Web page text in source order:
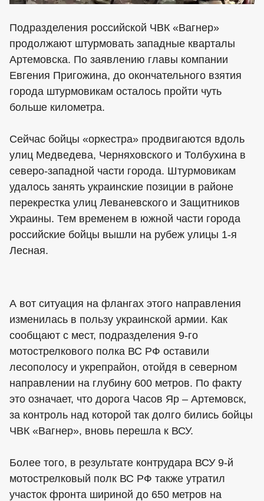
Подразделения российской ЧВК «Вагнер»
продолжают штурмовать западные кварталы
Артемовска. По заявлению главы компании
Евгения Пригожина, до окончательного взятия
города штурмовикам осталось пройти чуть
больше километра.
Сейчас бойцы «оркестра» продвигаются вдоль
улиц Медведева, Черняховского и Толбухина в
северо-западной части города. Штурмовикам
удалось занять украинские позиции в районе
перекрестка улиц Леваневского и Защитников
Украины. Тем временем в южной части города
российские бойцы вышли на рубеж улицы 1-я
Лесная.
А вот ситуация на флангах этого направления
изменилась в пользу украинской армии. Как
сообщают с мест, подразделения 9-го
мотострелкового полка ВС РФ оставили
лесополосу и укрепрайон, отойдя в северном
направлении на глубину 600 метров. По факту
это означает, что дорога Часов Яр – Артемовск,
за контроль над которой так долго бились бойцы
ЧВК «Вагнер», вновь перешла к ВСУ.
Более того, в результате контрудара ВСУ 9-й
мотострелковый полк ВС РФ также утратил
участок фронта шириной до 650 метров на